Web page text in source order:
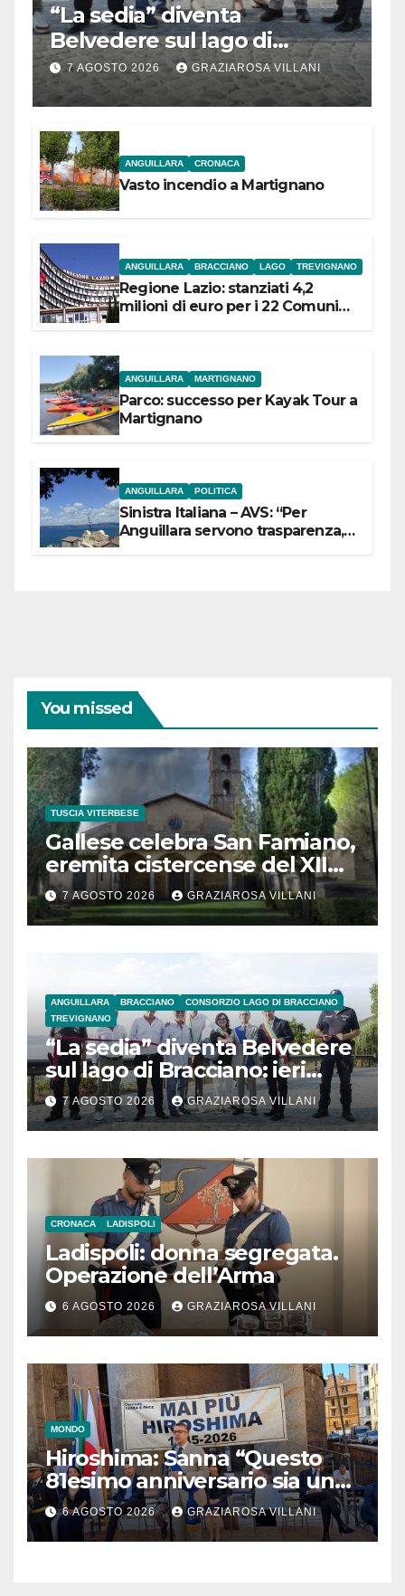
“La sedia” diventa
Belvedere sul lago di
Bracciano: ieri
l’inaugurazione
7 AGOSTO 2026 GRAZIAROSA VILLANI
ANGUILLARA CRONACA
Vasto incendio a Martignano
ANGUILLARA BRACCIANO LAGO TREVIGNANO
Regione Lazio: stanziati 4,2
milioni di euro per i 22 Comuni
ANGUILLARA MARTIGNANO
Parco: successo per Kayak Tour a
Martignano
ANGUILLARA POLITICA
Sinistra Italiana – AVS: “Per
Anguillara servono trasparenza,
You missed
TUSCIA VITERBESE
Gallese celebra San Famiano,
eremita cistercense del XII
secolo
7 AGOSTO 2026 GRAZIAROSA VILLANI
ANGUILLARA BRACCIANO
CONSORZIO LAGO DI BRACCIANO
TREVIGNANO
“La sedia” diventa Belvedere
sul lago di Bracciano: ieri
l’inaugurazione
7 AGOSTO 2026 GRAZIAROSA VILLANI
CRONACA LADISPOLI
Ladispoli: donna segregata.
Operazione dell’Arma
6 AGOSTO 2026 GRAZIAROSA VILLANI
MONDO
Hiroshima: Sanna “Questo
81esimo anniversario sia un
monito per tutti”
6 AGOSTO 2026 GRAZIAROSA VILLANI